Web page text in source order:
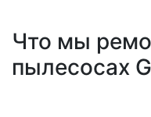
Что мы
пылесосах